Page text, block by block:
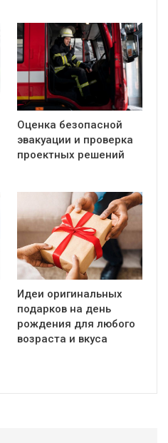
Оценка безопасной
эвакуации и проверка
проектных решений
Идеи оригинальных
подарков на день
рождения для любого
возраста и вкуса